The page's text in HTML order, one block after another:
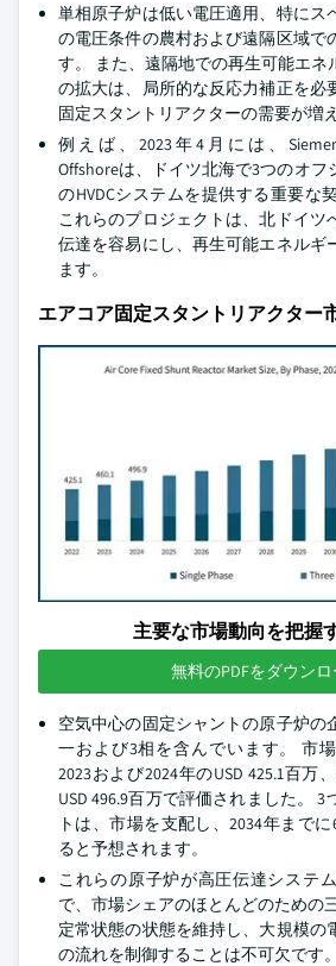
単相原子炉は低い電圧適用、特にス
の電圧条件の農村および遠隔区域で
す。 また、遠隔地での再生可能エネ
の拡大は、局所的な反応力補正を必
固定スタントリアクターの需要が増
例えば、2023年4月には、
Offshoreは、ドイツ北海で3つのオフ
のHVDCシステムを提供する重要な
これらのプロジェクトは、北ドイツ
伝達を容易にし、再生可能エネルギ
ます。
エアコア固定スタントリアクター
主要な市場動向を把握
無料のPDFをダウンロ
空気中心の固定シャントの原子炉の
一および3相を含んでいます。 市場
2023および2024年のUSD 425.1百万
USD 496.9百万で評価されました。
トは、市場を支配し、2034年まで
ると予想されます。
これらの原子炉が高圧伝達システ
で、市場シェアのほとんどのための
定常状態の状態を維持し、大規模の
の流れを制御することは不可欠です。